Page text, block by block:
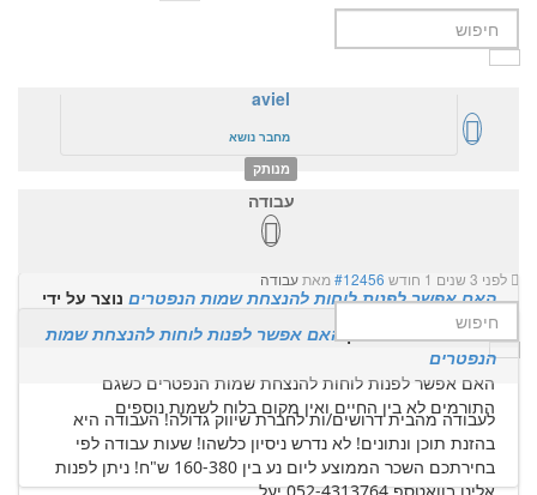
aviel
מחבר נושא
מנותק
יותר
מאתaviel
האם אפשר לפנות לוחות להנצחת שמות הנפטרים נוצר על ידי
aviel
האם אפשר לפנות לוחות להנצחת שמות הנפטרים כשגם
התורמים לא בין החיים ואין מקום בלוח לשמות נוספים
עבודה
לפני 3 שנים 1 חודש #12456מאתעבודה
תגובה מעבודהבדיוןהאם אפשר לפנות לוחות להנצחת שמות
הנפטרים
לעבודה מהבית דרושים/ות לחברת שיווק גדולה! העבודה היא
בהזנת תוכן ונתונים! לא נדרש ניסיון כלשהו! שעות עבודה לפי
בחירתכם השכר הממוצע ליום נע בין 160-380 ש"ח! ניתן לפנות